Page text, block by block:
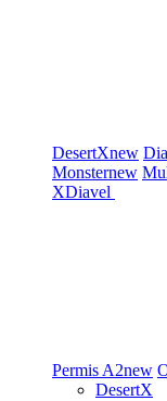
DesertXnew
Monsternew
XDiavel
Permis A2new
DesertX